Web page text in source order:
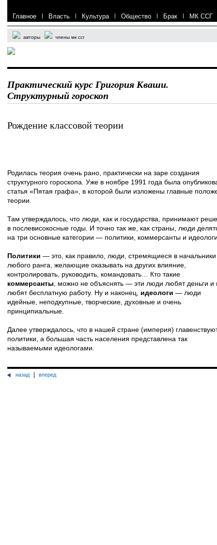
Главное | Власть | Культура | Общество | Брак | МК ССГ
авторы члены мк ссг
Практический курс Григория Кваши.
Структурный гороскоп
Рождение классовой теории
Родилась теория очень рано, практически на заре создания
структурного гороскопа. Уже в ноябре 1991 года была
статья «Пятая графа», в которой были изложены главные
теории.
Там утверждалось, что люди, как и государства, принимают
в послевисокосные годы. И точно так же, как страны, люди
на три основные категории — политики, коммерсанты и
Политики — это, как правило, люди, стремящиеся в начальники
любого ранга, желающие оказывать на других влияние,
контролировать, руководить, командовать… Кто такие
коммерсанты, можно не объяснять — эти люди любят деньги и
любят бесплатную работу. Ну и наконец, идеологи — люди
идейные, неподкупные, творческие, духовные и очень
принципиальные.
Далее утверждалось, что в нашей стране (империя)
политики, а большая часть населения представлена так
называемыми идеологами.
назад вперед